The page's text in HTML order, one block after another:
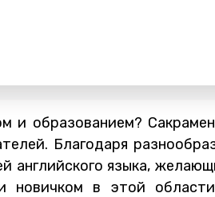
и образованием?
Благодаря
английского языка,
новичком в этой